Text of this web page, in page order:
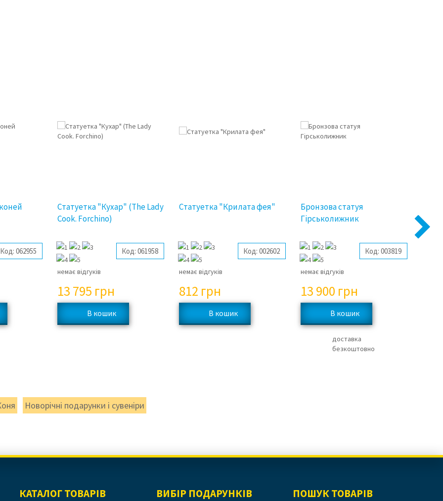
Код: 062955
Статуетка "Кухар" (The Lady
Cook. Forchino)
немає відгуків
Код: 061958
13 795 грн
Статуетка "Крилата фея"
немає відгуків
Код: 002602
812 грн
Бронзова статуя
Гірськолижник
немає відгуків
Код: 003819
13 900 грн
доставка
безкоштовно
Next
Новорічні подарунки і сувеніри
КАТАЛОГ ТОВАРІВ ВИБІР ПОДАРУНКІВ ПОШУК ТОВАРІВ